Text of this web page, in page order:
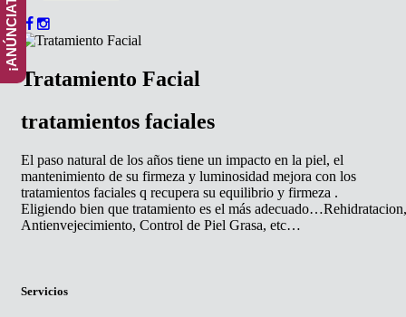
Tratamiento Facial
tratamientos faciales
El paso natural de los años tiene un impacto en la piel, el
mantenimiento de su firmeza y luminosidad mejora con los
tratamientos faciales q recupera su equilibrio y firmeza .
Eligiendo bien que tratamiento es el más adecuado…Rehidratacion,
Antienvejecimiento, Control de Piel Grasa, etc…
Servicios